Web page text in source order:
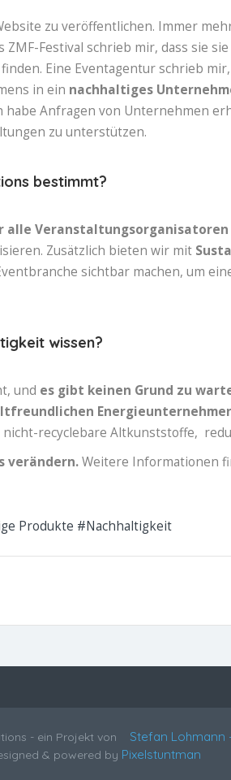
zu veröffentlichen. Immer
ZMF-Festival schrieb mir, dass sie
Eine Eventagentur schrieb mir,
in ein nachhaltiges
Anfragen von Unternehmen
zu unterstützen.
bestimmt?
alle Veranstaltungsorganisatoren
Zusätzlich bieten wir mit
sichtbar machen, um
wissen?
und es gibt keinen Grund zu
recyclebare Altkunststoffe,
verändern.Weitere Informationen
Produkte #Nachhaltigkeit
- ein Projekt von Stefan Lohmann
& powered by Pixelstuntman